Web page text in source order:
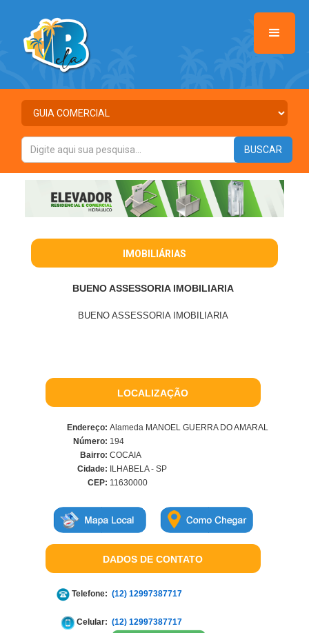
IMOBILIÁRIAS
BUENO ASSESSORIA IMOBILIARIA
BUENO ASSESSORIA IMOBILIARIA
LOCALIZAÇÃO
Endereço: Alameda MANOEL GUERRA DO AMARAL
Número: 194
Bairro: COCAIA
Cidade:
ILHABELA - SP
CEP: 11630000
DADOS DE CONTATO
Telefone: (12) 12997387717
Celular: (12) 12997387717